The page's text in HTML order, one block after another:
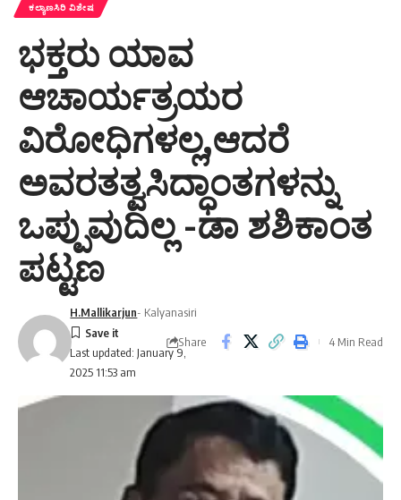
ಕಲ್ಯಾಣಸಿರಿ ವಿಶೇಷ
ಭಕ್ತರು ಯಾವ
ಆಚಾರ್ಯತ್ರಯರ
ವಿರೋಧಿಗಳಲ್ಲ,ಆದರೆ
ಅವರತತ್ವಸಿದ್ಧಾಂತಗಳನ್ನು
ಒಪ್ಪುವುದಿಲ್ಲ -ಡಾ ಶಶಿಕಾಂತ
ಪಟ್ಟಣ
Last updated: January 9,
2025 11:53 am
H.Mallikarjun- Kalyanasiri
Share 4 Min Read